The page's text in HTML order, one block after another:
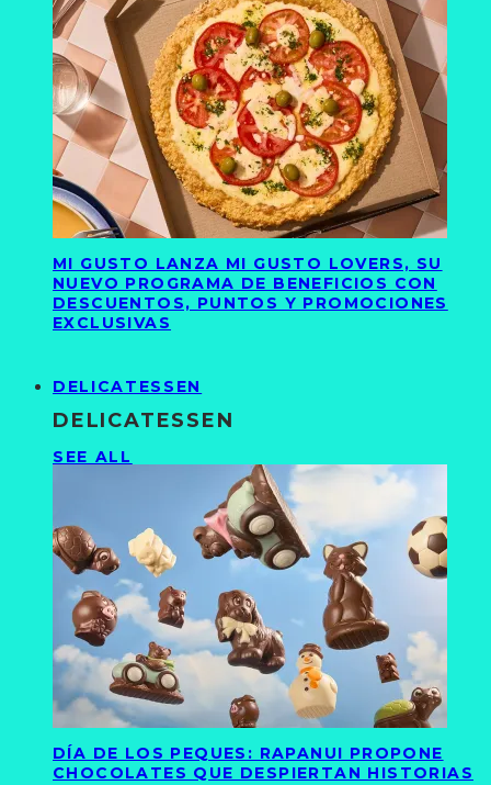
MI GUSTO LANZA MI GUSTO LOVERS, SU
NUEVO PROGRAMA DE BENEFICIOS CON
DESCUENTOS, PUNTOS Y PROMOCIONES
EXCLUSIVAS
DELICATESSEN
DELICATESSEN
SEE ALL
DÍA DE LOS PEQUES: RAPANUI PROPONE
CHOCOLATES QUE DESPIERTAN HISTORIAS